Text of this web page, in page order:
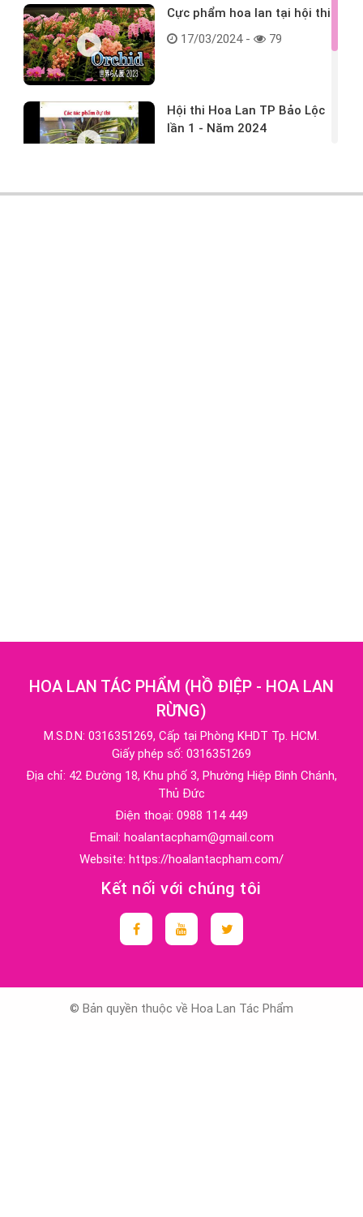
Cực phẩm hoa lan tại hội thi
17/03/2024 -
79
Hội thi Hoa Lan TP Bảo Lộc
lần 1 - Năm 2024
HOA LAN TÁC PHẨM (HỒ ĐIỆP - HOA LAN
RỪNG)
M.S.D.N: 0316351269, Cấp tại Phòng KHDT Tp. HCM.
Giấy phép số: 0316351269
Địa chỉ: 42 Đường 18, Khu phố 3, Phường Hiệp Bình Chánh,
Thủ Đức
Điện thoại: 0988 114 449
Email: hoalantacpham@gmail.com
Website: https://hoalantacpham.com/
Kết nối với chúng tôi
© Bản quyền thuộc về Hoa Lan Tác Phẩm